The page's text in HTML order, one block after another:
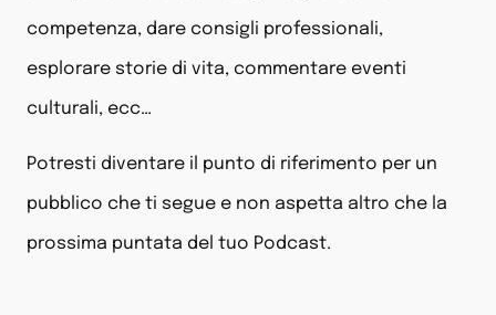
competenza, dare consigli professionali,
esplorare storie di vita, commentare eventi
culturali, ecc…
Potresti diventare il punto di riferimento per un
pubblico che ti segue e non aspetta altro che la
prossima puntata del tuo Podcast.